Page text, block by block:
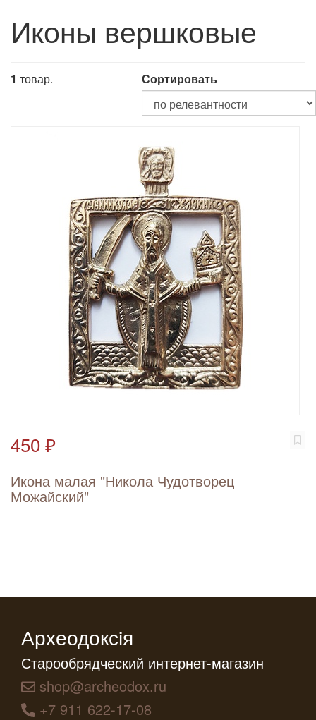
Иконы вершковые
1 товар. Сортировать
450 ₽
Икона малая "Никола Чудотворец
Можайский"
Археодоксiя
Старообрядческий интернет-магазин
shop@archeodox.ru
+7 911 622-17-08